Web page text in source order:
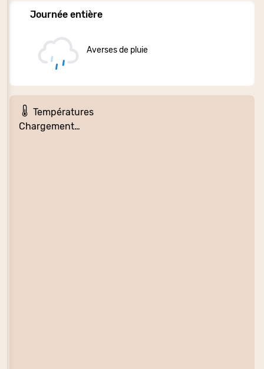
Journée entière
Averses de pluie
Températures
Chargement…